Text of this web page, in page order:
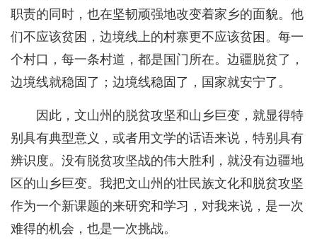
职责的同时，也在坚韧顽强地改变着家乡的面貌。他
们不应该贫困，边境线上的村寨更不应该贫困。每一
个村口，每一条村道，都是国门所在。边疆脱贫了，
边境线就稳固了；边境线稳固了，国家就安宁了。
因此，文山州的脱贫攻坚和山乡巨变，就显得特
别具有典型意义，或者用文学的话语来说，特别具有
辨识度。没有脱贫攻坚战的伟大胜利，就没有边疆地
区的山乡巨变。我把文山州的壮民族文化和脱贫攻坚
作为一个新课题的来研究和学习，对我来说，是一次
难得的机会，也是一次挑战。